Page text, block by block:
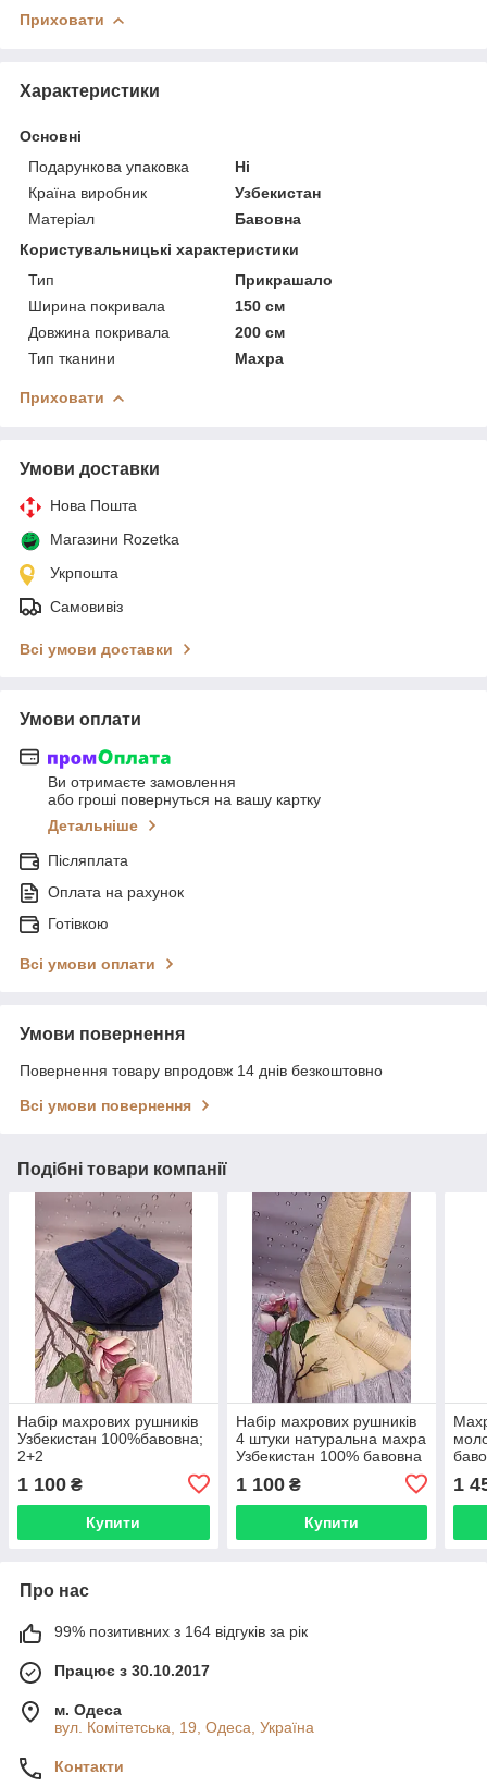
Приховати
Характеристики
Основні
Подарункова упаковка
Ні
Країна виробник
Узбекистан
Матеріал
Бавовна
Користувальницькі характеристики
Тип
Прикрашало
Ширина покривала
150 см
Довжина покривала
200 см
Тип тканини
Махра
Приховати
Умови доставки
Нова Пошта
Магазини Rozetka
Укрпошта
Самовивіз
Всі умови доставки
Умови оплати
Ви отримаєте замовлення
або гроші повернуться на вашу картку
Детальніше
Післяплата
Оплата на рахунок
Готівкою
Всі умови оплати
Умови повернення
Повернення товару впродовж 14 днів безкоштовно
Всі умови повернення
Подібні товари компанії
Набір махрових рушників
Узбекистан 100%бавовна;
2+2
1 100 ₴
Купити
Набір махрових рушників
4 штуки натуральна махра
Узбекистан 100% бавовна
1 100₴
Купити
1
Про нас
99% позитивних з 164 відгуків за рік
Працює з 30.10.2017
м. Одеса
вул. Комітетська, 19, Одеса, Україна
Контакти